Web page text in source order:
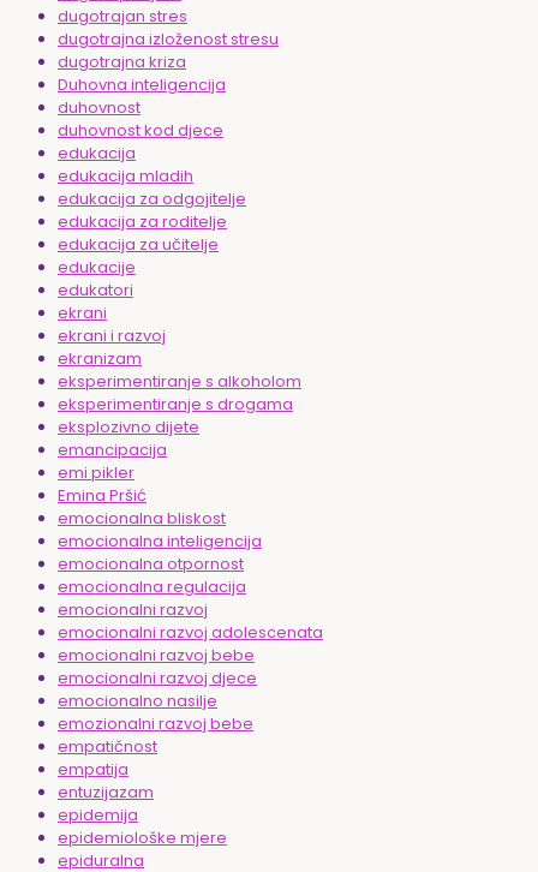
dugotrajan stres
dugotrajna izloženost stresu
dugotrajna kriza
Duhovna inteligencija
duhovnost
duhovnost kod djece
edukacija
edukacija mladih
edukacija za odgojitelje
edukacija za roditelje
edukacija za učitelje
edukacije
edukatori
ekrani
ekrani i razvoj
ekranizam
eksperimentiranje s alkoholom
eksperimentiranje s drogama
eksplozivno dijete
emancipacija
emi pikler
Emina Pršić
emocionalna bliskost
emocionalna inteligencija
emocionalna otpornost
emocionalna regulacija
emocionalni razvoj
emocionalni razvoj adolescenata
emocionalni razvoj bebe
emocionalni razvoj djece
emocionalno nasilje
emozionalni razvoj bebe
empatičnost
empatija
entuzijazam
epidemija
epidemiološke mjere
epiduralna